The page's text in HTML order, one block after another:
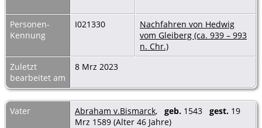
Personen-
Kennung
I021330
Nachfahren von Hedwig
vom Gleiberg (ca. 939 – 993
n. Chr.)
Zuletzt
bearbeitet am
8 Mrz 2023
Vater Abraham v.Bismarck, geb. 1543 gest. 19
Mrz 1589 (Alter 46 Jahre)